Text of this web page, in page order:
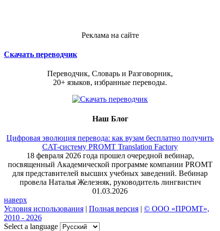
Реклама на сайте
Скачать переводчик
Переводчик, Словарь и Разговорник,
20+ языков, избранные переводы.
Наш Блог
Цифровая эволюция перевода: как вузам бесплатно получить
CAT-систему PROMT Translation Factory
18 февраля 2026 года прошел очередной вебинар,
посвященный Академической программе компании PROMT
для представителей высших учебных заведений. Вебинар
провела Наталья Железняк, руководитель лингвистич
01.03.2026
наверх
Условия использования | Полная версия | © ООО «ПРОМТ»,
2010 - 2026
Select a language